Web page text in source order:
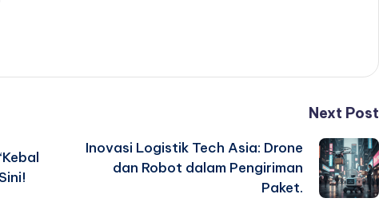
Next Post
Inovasi Logistik Tech Asia: Drone
dan Robot dalam Pengiriman
Paket.